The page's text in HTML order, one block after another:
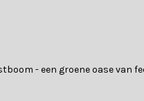
- een groene oase van